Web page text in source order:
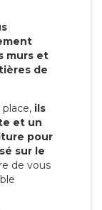
murs et
de
ils
et un
pour
sur le
de vous